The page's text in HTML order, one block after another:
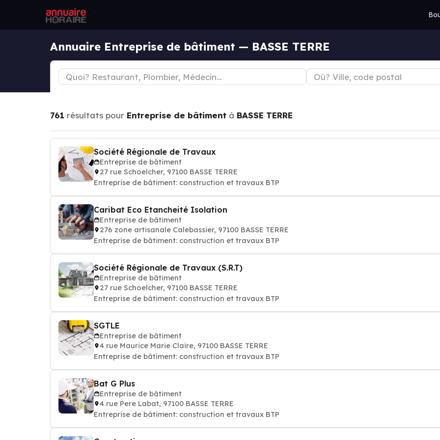
Annuaire Entreprise de bâtiment — BASSE TERRE
761 résultats pour Entreprise de bâtiment à BASSE TERRE
Société Régionale de Travaux
Entreprise de bâtiment
27 rue Schoelcher, 97100 BASSE TERRE
Entreprise de bâtiment: construction et travaux BTP
Caribat Eco Etancheité Isolation
Entreprise de bâtiment
276 zone artisanale Calebassier, 97100 BASSE TERRE
Entreprise de bâtiment: construction et travaux BTP
Société Régionale de Travaux (S.R.T)
Entreprise de bâtiment
27 rue Schoelcher, 97100 BASSE TERRE
Entreprise de bâtiment: construction et travaux BTP
SGTLE
Entreprise de bâtiment
4 rue Maurice Marie Claire, 97100 BASSE TERRE
Entreprise de bâtiment: construction et travaux BTP
Bat G Plus
Entreprise de bâtiment
4 rue Pere Labat, 97100 BASSE TERRE
Entreprise de bâtiment: construction et travaux BTP